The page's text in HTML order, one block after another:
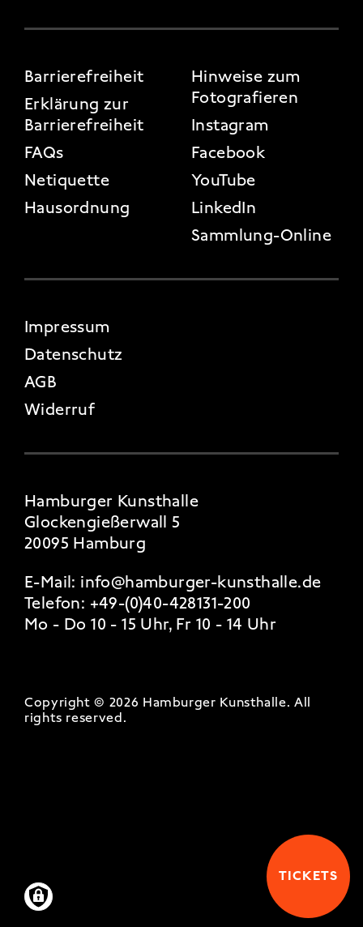
FOOTER 3
Barrierefreiheit
Erklärung zur
Barrierefreiheit
FAQs
Netiquette
Hausordnung
Hinweise zum
Fotografieren
Instagram
Facebook
YouTube
LinkedIn
Sammlung-Online
FOOTER 4
Impressum
Datenschutz
AGB
Widerruf
Hamburger Kunsthalle
Glockengießerwall 5
20095 Hamburg
E-Mail: info@hamburger-kunsthalle.de
Telefon: +49-(0)40-428131-200
Mo - Do 10 - 15 Uhr, Fr 10 - 14 Uhr
Copyright © 2026 Hamburger Kunsthalle. All
rights reserved.
TICKETS